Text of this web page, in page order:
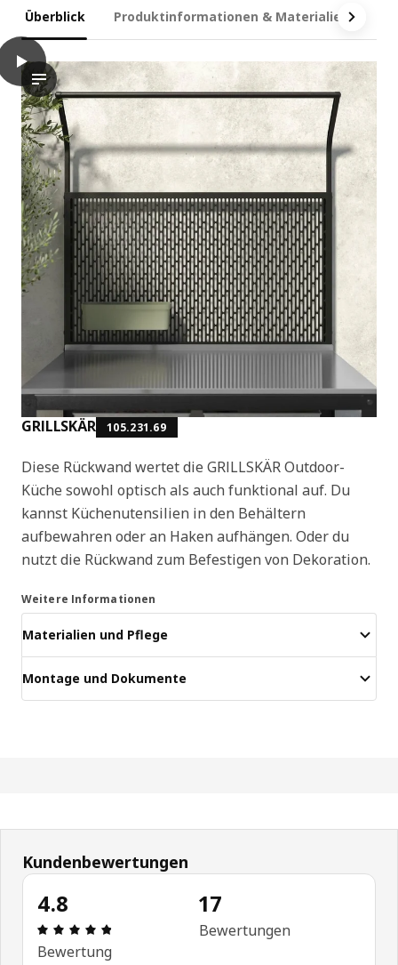
Überblick Produktinformationen & Materialien
GRILLSKÄR 105.231.69
Diese Rückwand wertet die GRILLSKÄR Outdoor-
Küche sowohl optisch als auch funktional auf. Du
kannst Küchenutensilien in den Behältern
aufbewahren oder an Haken aufhängen. Oder du
nutzt die Rückwand zum Befestigen von Dekoration.
Weitere Informationen
Materialien und Pflege
Montage und Dokumente
play
Das Video zeigt den Prozess der Organisation und des
GRILLSKÄR Rückwand für Außenküche, schwarz, 86x87 cm
Kundenbewertungen
4.8
Bewertung: 4.8 von 5 Sterne Alle Bewertungen:
Bewertung
17
Bewertungen